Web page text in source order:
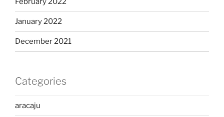
January 2022
December 2021
Categories
aracaju